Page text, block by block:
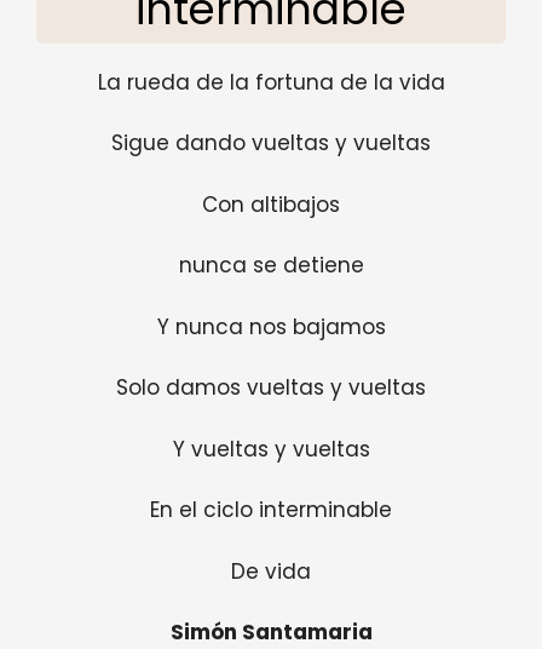
La rueda de la fortuna de la vida
Sigue dando vueltas y vueltas
Con altibajos
nunca se detiene
Y nunca nos bajamos
Solo damos vueltas y vueltas
Y vueltas y vueltas
En el ciclo interminable
De vida
Simón Santamaria